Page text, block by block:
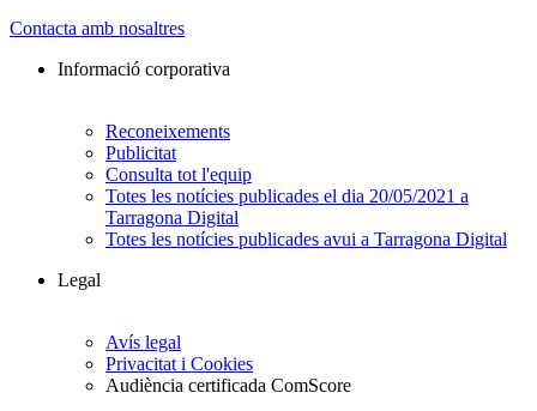
Contacta amb nosaltres
Informació corporativa
Reconeixements
Publicitat
Consulta tot l'equip
Totes les notícies publicades el dia 20/05/2021 a
Tarragona Digital
Totes les notícies publicades avui a Tarragona Digital
Legal
Avís legal
Privacitat i Cookies
Audiència certificada ComScore